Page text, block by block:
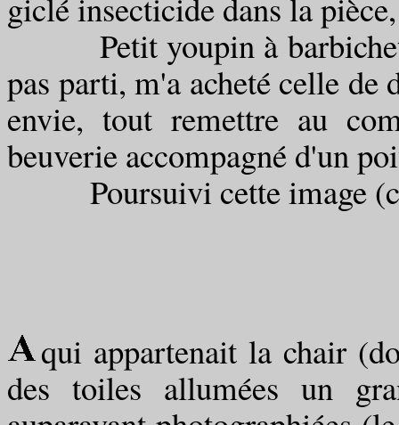
Petit youpin à
pas parti, m'a acheté celle de
envie, tout remettre au
beuverie accompagné d'un
Poursuivi cette image
qui appartenait la chair
des toiles allumées un